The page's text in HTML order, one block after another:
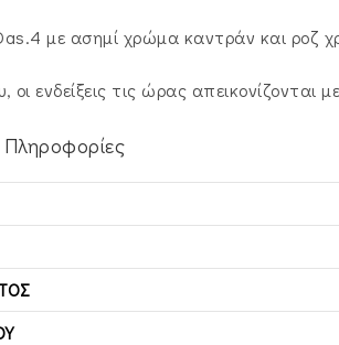
Das.4 με ασημί χρώμα καντράν και
οι ενδείξεις τις ώρας απεικονίζονται